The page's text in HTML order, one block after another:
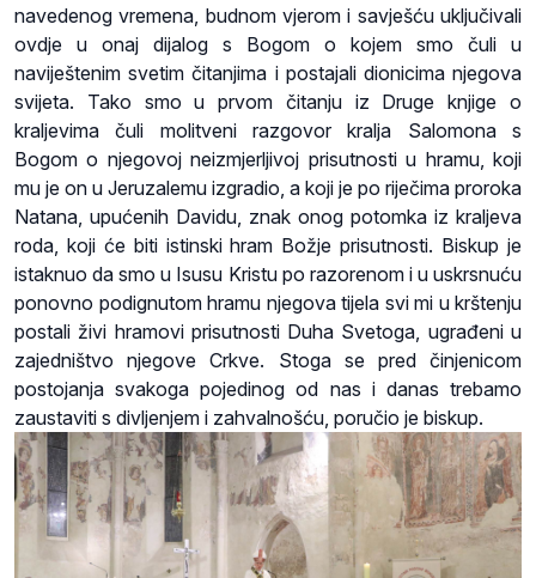
navedenog vremena, budnom vjerom i savješću uključivali
ovdje u onaj dijalog s Bogom o kojem smo čuli u
naviještenim svetim čitanjima i postajali dionicima njegova
svijeta. Tako smo u prvom čitanju iz Druge knjige o
kraljevima čuli molitveni razgovor kralja Salomona s
Bogom o njegovoj neizmjerljivoj prisutnosti u hramu, koji
mu je on u Jeruzalemu izgradio, a koji je po riječima proroka
Natana, upućenih Davidu, znak onog potomka iz kraljeva
roda, koji će biti istinski hram Božje prisutnosti. Biskup je
istaknuo da smo u Isusu Kristu po razorenom i u uskrsnuću
ponovno podignutom hramu njegova tijela svi mi u krštenju
postali živi hramovi prisutnosti Duha Svetoga, ugrađeni u
zajedništvo njegove Crkve. Stoga se pred činjenicom
postojanja svakoga pojedinog od nas i danas trebamo
zaustaviti s divljenjem i zahvalnošću, poručio je biskup.